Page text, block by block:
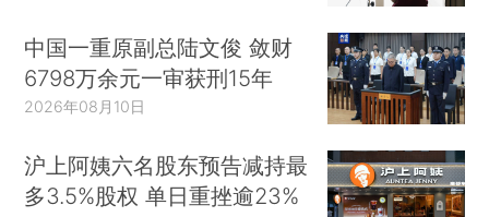
中国一重原副总陆文俊 敛财
6798万余元一审获刑15年
2026年08月10日
沪上阿姨六名股东预告减持最
多3.5%股权 单日重挫逾23%